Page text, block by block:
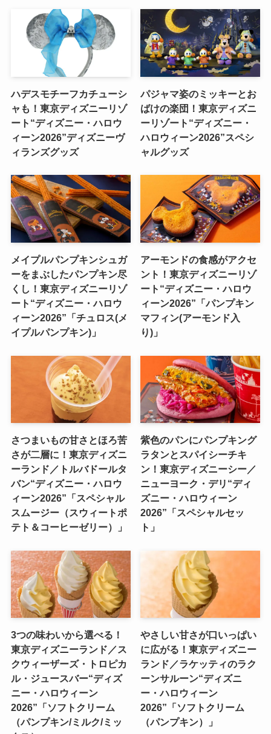
ハデスモチーフカチューシ
ャも！東京ディズニーリゾ
ート“ディズニー・ハロウ
ィーン2026”ディズニーヴ
ィランズグッズ
パジャマ姿のミッキーとお
ばけの楽団！東京ディズニ
ーリゾート“ディズニー・
ハロウィーン2026”スペシ
ャルグッズ
メイプルパンプキンシュガ
ーをまぶしたパンプキン尽
くし！東京ディズニーリゾ
ート“ディズニー・ハロウ
ィーン2026”「チュロス(メ
イプルパンプキン)」
アーモンドの食感がアクセ
ント！東京ディズニーリゾ
ート“ディズニー・ハロウ
ィーン2026”「パンプキン
マフィン(アーモンド入
り)」
さつまいもの甘さとほろ苦
さが二層に！東京ディズニ
ーランド／トルバドールタ
バン“ディズニー・ハロウ
ィーン2026”「スペシャル
スムージー（スウィートポ
テト＆コーヒーゼリー）」
紫色のパンにパンプキング
ラタンとスパイシーチキ
ン！東京ディズニーシー／
ニューヨーク・デリ“ディ
ズニー・ハロウィーン
2026”「スペシャルセッ
ト」
3つの味わいから選べる！
東京ディズニーランド／ス
クウィーザーズ・トロピカ
ル・ジュースバー“ディズ
ニー・ハロウィーン
2026”「ソフトクリーム
（パンプキン/ミルク/ミッ
やさしい甘さが口いっぱい
に広がる！東京ディズニー
ランド／ラケッティのラク
ーンサルーン“ディズニ
ー・ハロウィーン
2026”「ソフトクリーム
（パンプキン）」